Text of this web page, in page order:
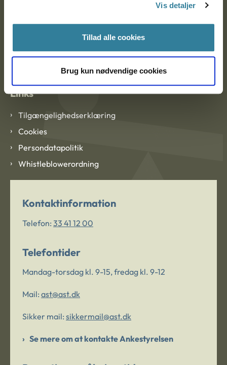
Vis detaljer
Tillad alle cookies
Brug kun nødvendige cookies
Om Ankestyrelsen
Links
Tilgængelighedserklæring
Cookies
Persondatapolitik
Whistleblowerordning
Kontaktinformation
Telefon: 33 41 12 00
Telefontider
Mandag-torsdag kl. 9-15, fredag kl. 9-12
Mail: ast@ast.dk
Sikker mail: sikkermail@ast.dk
Se mere om at kontakte Ankestyrelsen